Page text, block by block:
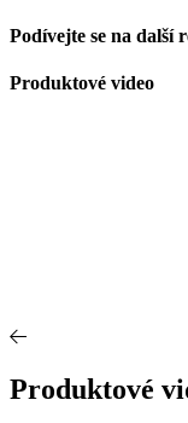
Podívejte se na další
Produktové video
Produktové